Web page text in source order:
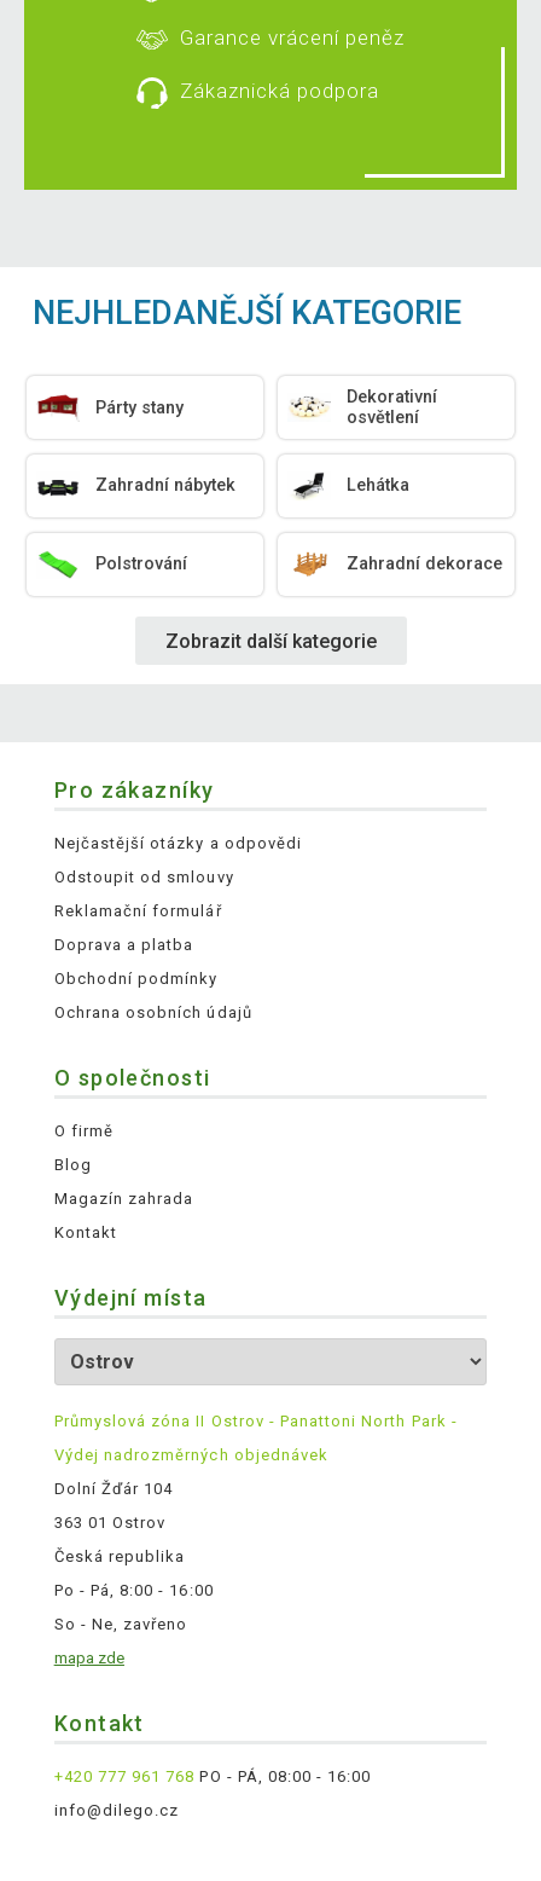
Garance vrácení peněz
Zákaznická podpora
NEJHLEDANĚJŠÍ KATEGORIE
Párty stany
Dekorativní
osvětlení
Zahradní nábytek Lehátka
Polstrování Zahradní dekorace
Zobrazit další kategorie
Pro zákazníky
Nejčastější otázky a odpovědi
Odstoupit od smlouvy
Reklamační formulář
Doprava a platba
Obchodní podmínky
Ochrana osobních údajů
O společnosti
O firmě
Blog
Magazín zahrada
Kontakt
Výdejní místa
Průmyslová zóna II Ostrov - Panattoni North Park -
Výdej nadrozměrných objednávek
Dolní Žďár 104
363 01 Ostrov
Česká republika
Po - Pá, 8:00 - 16:00
So - Ne, zavřeno
mapa zde
Kontakt
+420 777 961 768 PO - PÁ, 08:00 - 16:00
info@dilego.cz